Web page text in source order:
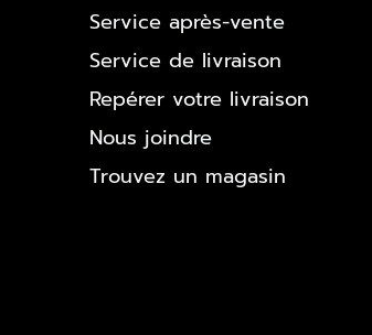
Service après-vente
Service de livraison
Repérer votre livraison
Nous joindre
Trouvez un magasin